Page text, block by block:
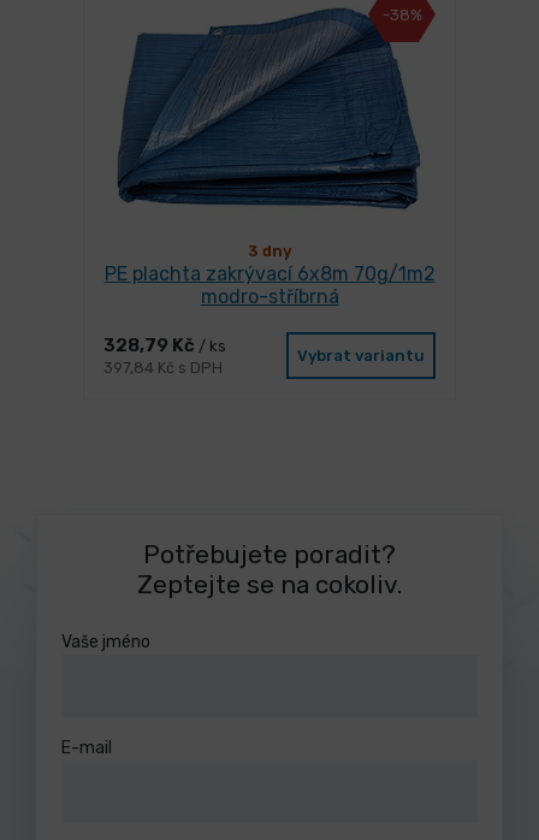
-38%
3 dny
PE plachta zakrývací 6x8m 70g/1m2
modro-stříbrná
328,79 Kč / ks
397,84 Kč s DPH
Vybrat variantu
Potřebujete poradit?
Zeptejte se na cokoliv.
Vaše jméno
E-mail